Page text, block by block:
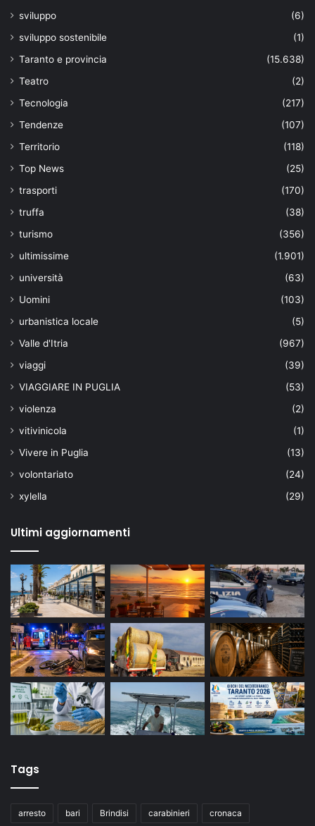
sviluppo
(6)
sviluppo sostenibile
(1)
Taranto e provincia
(15.638)
Teatro
(2)
Tecnologia
(217)
Tendenze
(107)
Territorio
(118)
Top News
(25)
trasporti
(170)
truffa
(38)
turismo
(356)
ultimissime
(1.901)
università
(63)
Uomini
(103)
urbanistica locale
(5)
Valle d'Itria
(967)
viaggi
(39)
VIAGGIARE IN PUGLIA
(53)
violenza
(2)
vitivinicola
(1)
Vivere in Puglia
(13)
volontariato
(24)
xylella
(29)
Ultimi aggiornamenti
Tags
arresto bari Brindisi carabinieri cronaca